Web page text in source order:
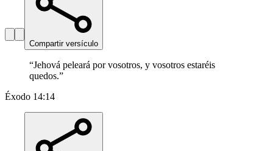
Compartir versículo
“Jehová peleará por vosotros, y vosotros estaréis
quedos.”
Éxodo 14:14